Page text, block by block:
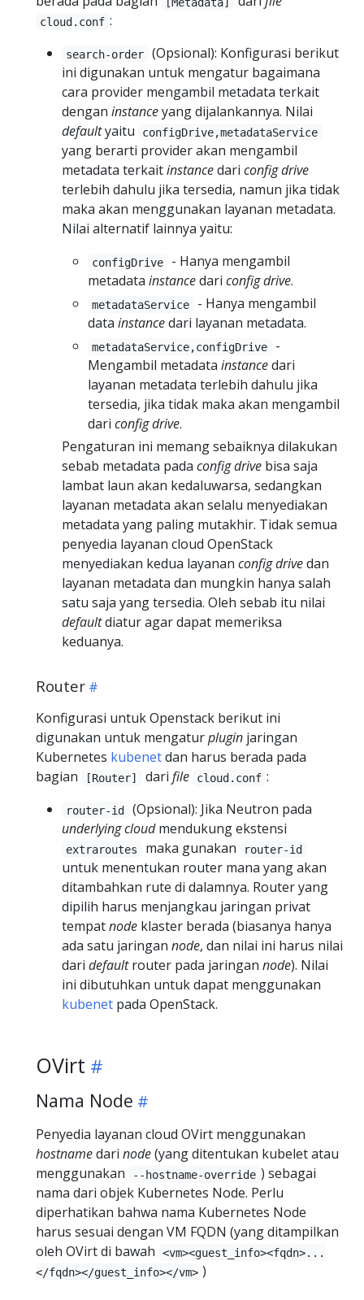
cloud.conf :
search-order
(Opsional): Konfigurasi berikut
ini digunakan untuk mengatur bagaimana
cara provider mengambil metadata terkait
dengan instanceyang dijalankannya. Nilai
defaultyaitu configDrive,metadataService
yang berarti provider akan mengambil
metadata terkaitinstancedari config drive
terlebih dahulu jika tersedia, namun jika tidak
maka akan menggunakan layanan metadata.
Nilai alternatif lainnya yaitu:
configDrive
- Hanya mengambil
metadata instancedari config drive.
metadataService
- Hanya mengambil
data instancedari layanan metadata.
metadataService,configDrive
-
Mengambil metadata instancedari
layanan metadata terlebih dahulu jika
tersedia, jika tidak maka akan mengambil
dari config drive.
Pengaturan ini memang sebaiknya dilakukan
sebab metadata pada config drive bisa saja
lambat laun akan kedaluwarsa, sedangkan
layanan metadata akan selalu menyediakan
metadata yang paling mutakhir. Tidak semua
penyedia layanan cloud OpenStack
menyediakan kedua layanan config drivedan
layanan metadata dan mungkin hanya salah
satu saja yang tersedia. Oleh sebab itu nilai
defaultdiatur agar dapat memeriksa
keduanya.
Router
Konfigurasi untuk Openstack berikut ini
digunakan untuk mengaturplugin jaringan
Kubernetes kubenetdan harus berada pada
bagian
[Router] dari file cloud.conf :
router-id
(Opsional): Jika Neutron pada
underlying cloudmendukung ekstensi
extraroutes maka gunakan router-id
untuk menentukan router mana yang akan
ditambahkan rute di dalamnya. Router yang
dipilih harus menjangkau jaringan privat
tempatnode klaster berada (biasanya hanya
ada satu jaringan node, dan nilai ini harus nilai
dari defaultrouter pada jaringan node). Nilai
ini dibutuhkan untuk dapat menggunakan
kubenet pada OpenStack.
OVirt
Nama Node
Penyedia layanan cloud OVirt menggunakan
hostnamedari node(yang ditentukan kubelet atau
menggunakan
--hostname-override ) sebagai
nama dari objek Kubernetes Node. Perlu
diperhatikan bahwa nama Kubernetes Node
harus sesuai dengan VM FQDN (yang ditampilkan
oleh OVirt di bawah
<vm><guest_info><fqdn>...
</fqdn></guest_info></vm> )